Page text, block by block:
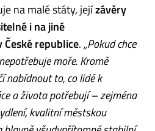
na malé státy, jejízávěry
i na jiné
republice.„Pokud chce
moře. Kromě
nabídnout to, co lidé k
a života potřebují – zejména
kvalitní městskou